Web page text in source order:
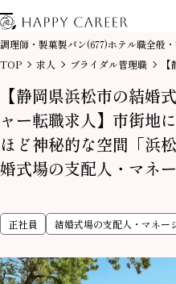
調理師・製菓製パン(677)ホテル職全般
TOP
求人 ブライダル管理職
【静岡県浜松市の結婚
ャー転職求人】市街地
ほど神秘的な空間「浜
婚式場の支配人・マネ
正社員 結婚式場の支配人・マネー